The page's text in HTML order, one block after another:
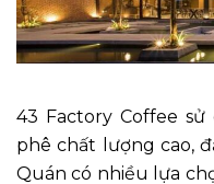
43 Factory Coffee
phê chất lượng cao,
Quán có nhiều lựa